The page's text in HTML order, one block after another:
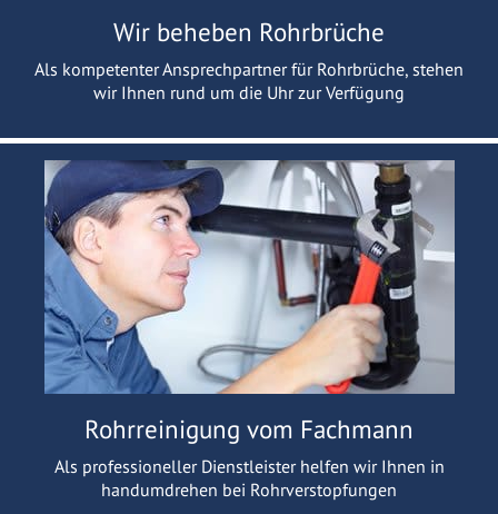
Wir beheben Rohrbrüche
Als kompetenter Ansprechpartner für Rohrbrüche, stehen
wir Ihnen rund um die Uhr zur Verfügung
Rohrreinigung vom Fachmann
Als professioneller Dienstleister helfen wir Ihnen in
handumdrehen bei Rohrverstopfungen